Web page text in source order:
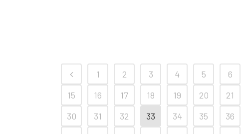
1 2 3 4 5 6
15
16 17 18 19 20 21
30
31 32 33 34 35 36